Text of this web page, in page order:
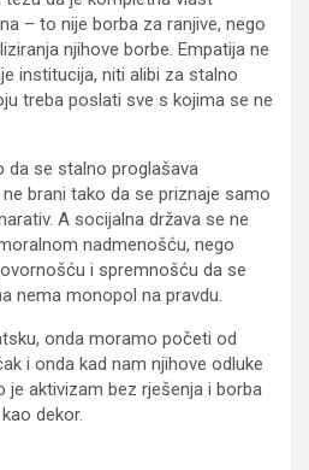
– to nije borba za ranjive, nego
njihove borbe. Empatija ne
institucija, niti alibi za stalno
treba poslati sve s kojima se ne
da se stalno proglašava
brani tako da se priznaje samo
A socijalna država se ne
nadmenošću, nego
i spremnošću da se
nema monopol na pravdu.
onda moramo početi od
i onda kad nam njihove odluke
je aktivizam bez rješenja i borba
dekor.